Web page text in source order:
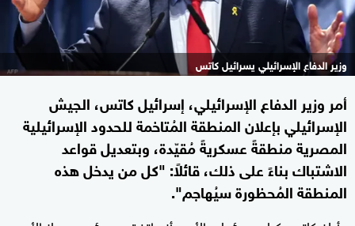
وزير الدفاع الإسرائيلي يسرائيل كاتس
أمر وزير الدفاع الإسرائيلي، إسرائيل كاتس، الجيش
الإسرائيلي بإعلان المنطقة المُتاخمة للحدود الإسرائيلية
المصرية منطقةً عسكريةً مُقيّدة، وبتعديل قواعد
الاشتباك بناءً على ذلك، قائلاً: "كل من يدخل هذه
المنطقة المُحظورة سيُهاجم".